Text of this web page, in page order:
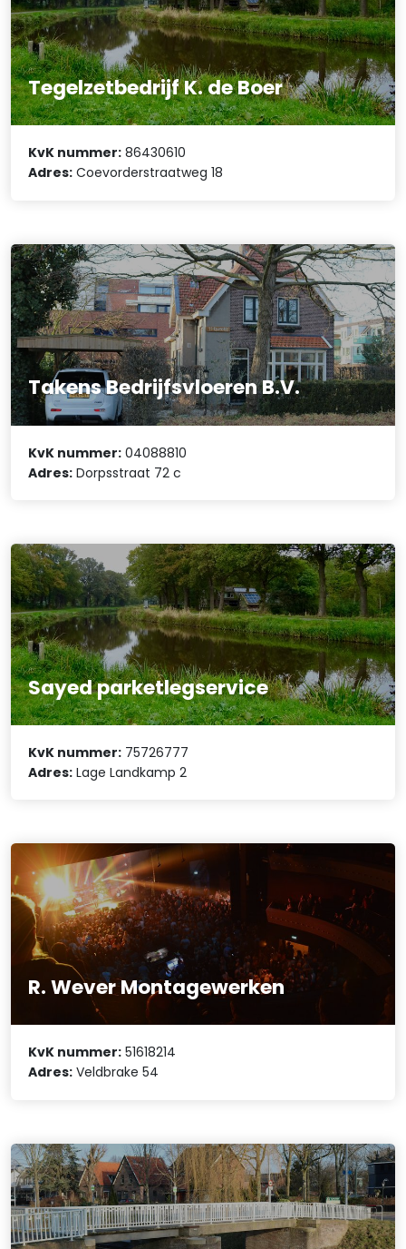
Tegelzetbedrijf K. de Boer
KvK nummer: 86430610
Adres: Coevorderstraatweg 18
Takens Bedrijfsvloeren B.V.
KvK nummer: 04088810
Adres: Dorpsstraat 72 c
Sayed parketlegservice
KvK nummer: 75726777
Adres: Lage Landkamp 2
R. Wever Montagewerken
KvK nummer: 51618214
Adres: Veldbrake 54